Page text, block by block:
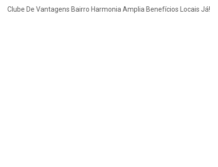
Clube De Vantagens Bairro Harmonia Amplia Benefícios Locais Já!